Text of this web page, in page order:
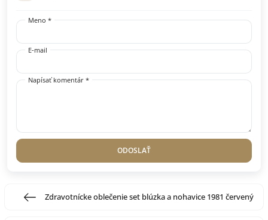
Meno *
E-mail
Napísať komentár *
ODOSLAŤ
Zdravotnícke oblečenie set blúzka a nohavice 1981 červený